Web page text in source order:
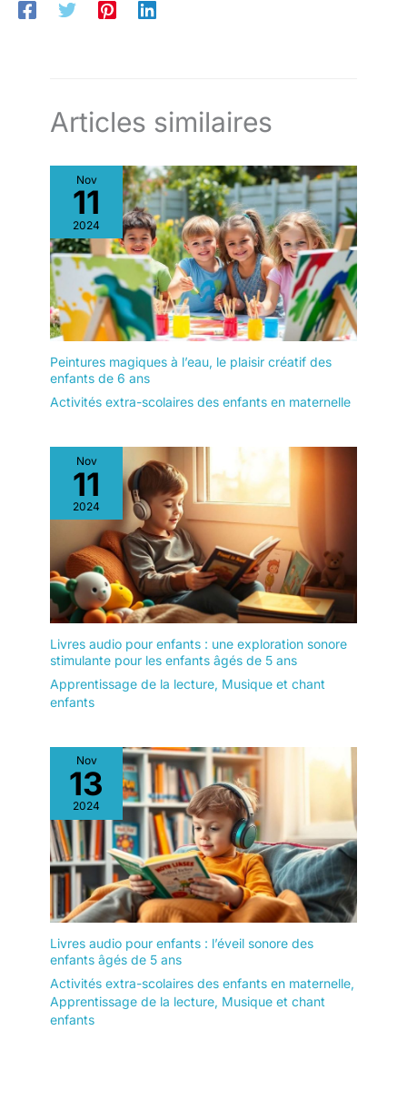
Articles similaires
Nov
11
2024
Peintures magiques à l’eau, le plaisir créatif des
enfants de 6 ans
Activités extra-scolaires des enfants en maternelle
Nov
11
2024
Livres audio pour enfants : une exploration sonore
stimulante pour les enfants âgés de 5 ans
Apprentissage de la lecture, Musique et chant
enfants
Nov
13
2024
Livres audio pour enfants : l’éveil sonore des
enfants âgés de 5 ans
Activités extra-scolaires des enfants en maternelle,
Apprentissage de la lecture, Musique et chant
enfants